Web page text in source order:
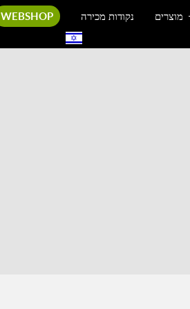
מוצרים נקודות מכירה WEBSHOP